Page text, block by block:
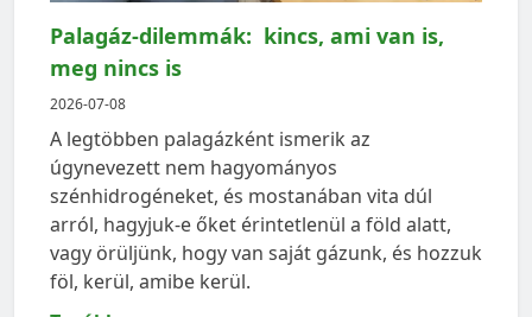
Palagáz-dilemmák: kincs, ami van is,
meg nincs is
2026-07-08
A legtöbben palagázként ismerik az
úgynevezett nem hagyományos
szénhidrogéneket, és mostanában vita dúl
arról, hagyjuk-e őket érintetlenül a föld alatt,
vagy örüljünk, hogy van saját gázunk, és hozzuk
föl, kerül, amibe kerül.